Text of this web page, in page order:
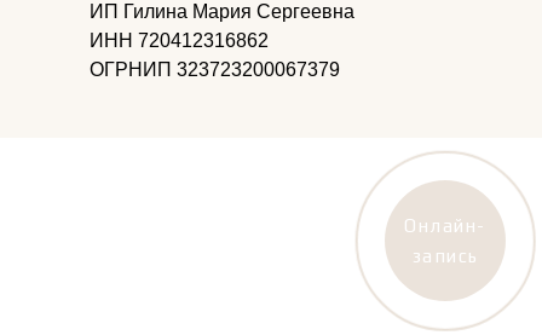
ИП Гилина Мария Сергеевна
ИНН 720412316862
ОГРНИП 323723200067379
Онлайн-
запись